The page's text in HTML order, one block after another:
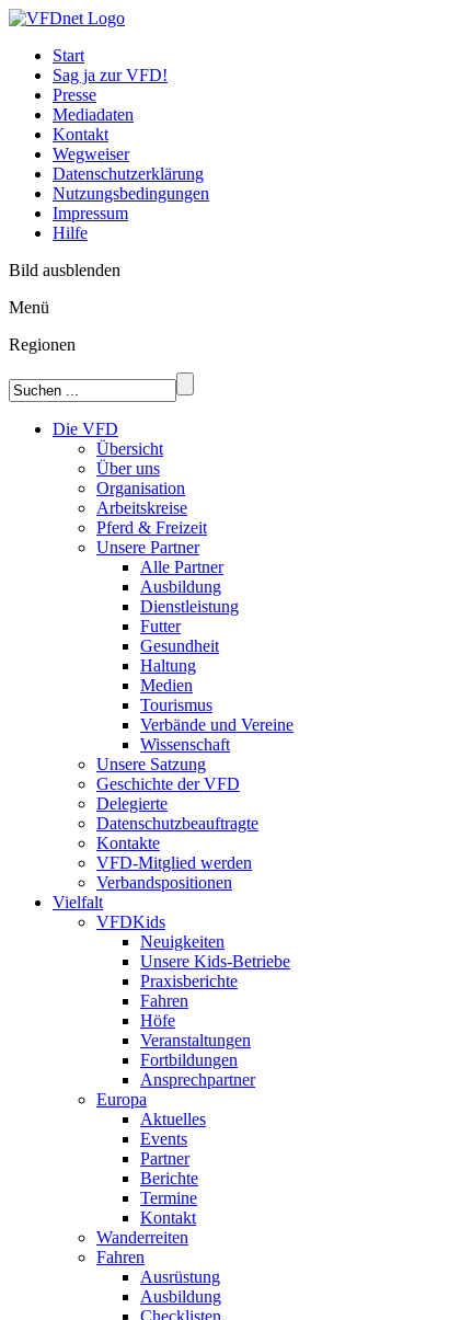
Start
Sag ja zur VFD!
Presse
Mediadaten
Kontakt
Wegweiser
Datenschutzerklärung
Nutzungsbedingungen
Impressum
Hilfe
Bild ausblenden
Menü
Regionen
Die VFD
Übersicht
Über uns
Organisation
Arbeitskreise
Pferd & Freizeit
Unsere Partner
Alle Partner
Ausbildung
Dienstleistung
Futter
Gesundheit
Haltung
Medien
Tourismus
Verbände und Vereine
Wissenschaft
Unsere Satzung
Geschichte der VFD
Delegierte
Datenschutzbeauftragte
Kontakte
VFD-Mitglied werden
Verbandspositionen
Vielfalt
VFDKids
Neuigkeiten
Unsere Kids-Betriebe
Praxisberichte
Fahren
Höfe
Veranstaltungen
Fortbildungen
Ansprechpartner
Europa
Aktuelles
Events
Partner
Berichte
Termine
Kontakt
Wanderreiten
Fahren
Ausrüstung
Ausbildung
Checklisten